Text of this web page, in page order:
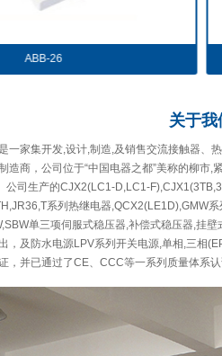
关于我
一家集开发,设计,制造,及销售交流接触器、
造商，公司位于“中国电器之都”美称的柳市
司生产的CJX2(LC1-D,LC1-
系列热继电器,QCX2(LE1D),GMW
单三项伺服式稳压器,补偿式稳压器,挂
，及防水电源LPV系列开关电源,单相,三相
，并已通过了CE、CCC等一系列质量体系认